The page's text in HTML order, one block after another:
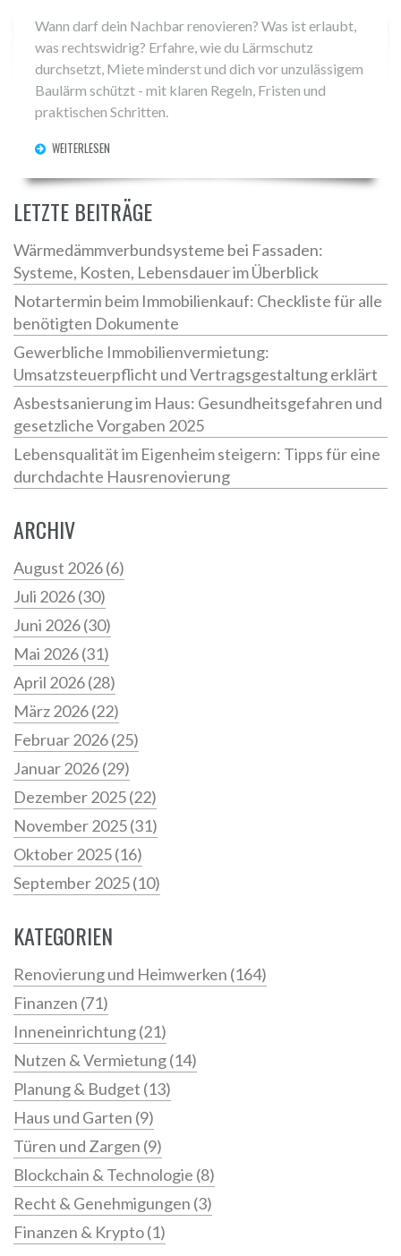
Wann darf dein Nachbar renovieren? Was ist erlaubt,
was rechtswidrig? Erfahre, wie du Lärmschutz
durchsetzt, Miete minderst und dich vor unzulässigem
Baulärm schützt - mit klaren Regeln, Fristen und
praktischen Schritten.
WEITERLESEN
LETZTE BEITRÄGE
Wärmedämmverbundsysteme bei Fassaden:
Systeme, Kosten, Lebensdauer im Überblick
Notartermin beim Immobilienkauf: Checkliste für alle
benötigten Dokumente
Gewerbliche Immobilienvermietung:
Umsatzsteuerpflicht und Vertragsgestaltung erklärt
Asbestsanierung im Haus: Gesundheitsgefahren und
gesetzliche Vorgaben 2025
Lebensqualität im Eigenheim steigern: Tipps für eine
durchdachte Hausrenovierung
ARCHIV
August 2026(6)
Juli 2026(30)
Juni 2026(30)
Mai 2026(31)
April 2026(28)
März 2026(22)
Februar 2026(25)
Januar 2026(29)
Dezember 2025(22)
November 2025(31)
Oktober 2025(16)
September 2025(10)
KATEGORIEN
Renovierung und Heimwerken (164)
Finanzen (71)
Inneneinrichtung(21)
Nutzen & Vermietung(14)
Planung & Budget (13)
Haus und Garten (9)
Türen und Zargen (9)
Blockchain & Technologie (8)
Recht & Genehmigungen (3)
Finanzen & Krypto(1)